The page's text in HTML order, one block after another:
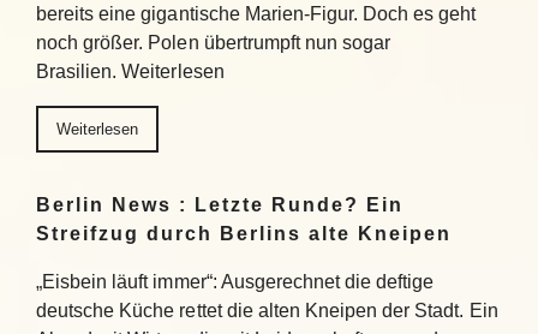
bereits eine gigantische Marien-Figur. Doch es geht
noch größer. Polen übertrumpft nun sogar
Brasilien. Weiterlesen
Weiterlesen
Berlin News : Letzte Runde? Ein
Streifzug durch Berlins alte Kneipen
„Eisbein läuft immer“: Ausgerechnet die deftige
deutsche Küche rettet die alten Kneipen der Stadt. Ein